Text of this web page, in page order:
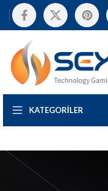
KATEGORILER